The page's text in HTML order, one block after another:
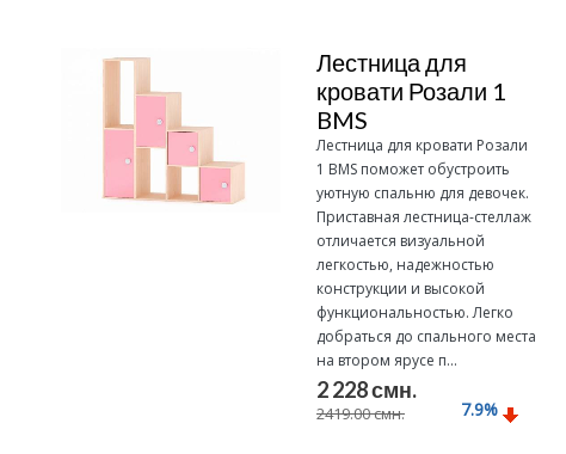
Лестница для
кровати Розали 1
BMS
Лестница для кровати Розали
1 BMS поможет обустроить
уютную спальню для девочек.
Приставная лестница-стеллаж
отличается визуальной
легкостью, надежностью
конструкции и высокой
функциональностью. Легко
добраться до спального места
на втором ярусе п...
2 228 смн.
2419.00 смн. 7.9%